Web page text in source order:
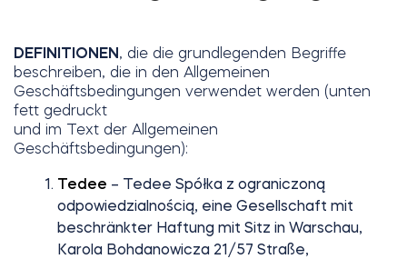
Vermietung
Tedee GO
Tedee GO2
HILFE
SHOP
BLOG
DEFINITIONEN
, die die grundlegenden Begriffe
beschreiben, die in den Allgemeinen
Geschäftsbedingungen verwendet werden (unten
fett gedruckt
und im Text der Allgemeinen
Geschäftsbedingungen):
Tedee – Tedee Spółka z ograniczoną
odpowiedzialnością, eine Gesellschaft mit
beschränkter Haftung mit Sitz in Warschau,
Karola Bohdanowicza 21/57 Straße,